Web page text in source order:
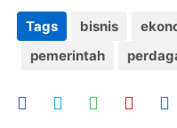
Tags bisnis
pemerintah